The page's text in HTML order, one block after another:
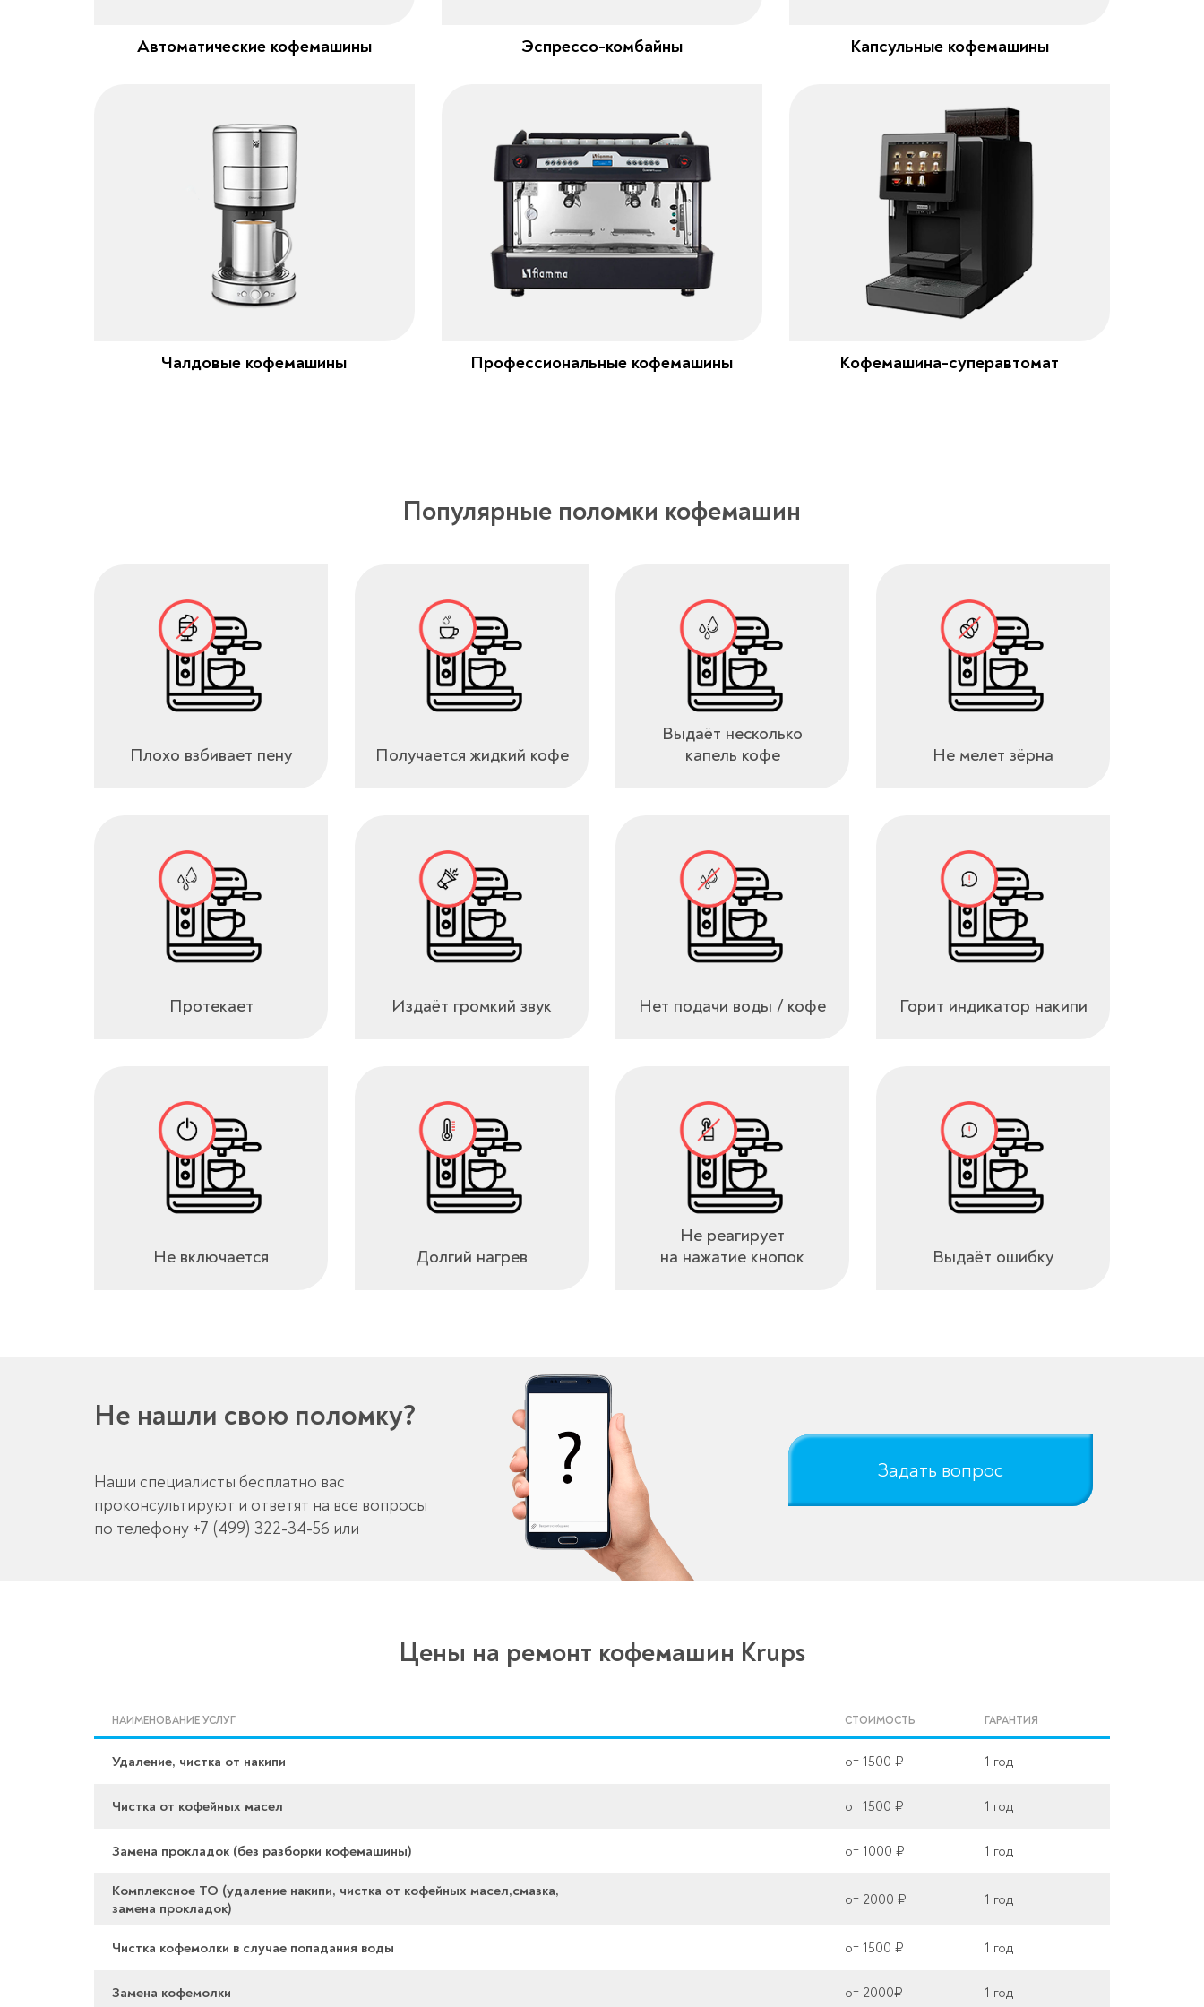
Автоматические кофемашины Эспрессо-комбайны Капсульные кофемашины
Чалдовые кофемашины Профессиональные кофемашины Кофемашина-суперавтомат
Популярные поломки кофемашин
Плохо взбивает пену Получается жидкий кофе
Выдаёт несколько
капель кофе
Не мелет зёрна
Протекает Издаёт громкий звук Нет подачи воды / кофе Горит индикатор накипи
Не включается Долгий нагрев
Не реагирует
на нажатие кнопок
Выдаёт ошибку
Не нашли свою поломку?
Наши специалисты бесплатно вас
проконсультируют и ответят на все вопросы
по телефону +7 (499) 322-34-56 или
Задать вопрос
Цены на ремонт кофемашин Krups
НАИМЕНОВАНИЕ УСЛУГ СТОИМОСТЬ ГАРАНТИЯ
Удаление, чистка от накипи от 1500 ₽ 1 год
Чистка от кофейных масел от 1500 ₽ 1 год
Замена прокладок (без разборки кофемашины) от 1000 ₽ 1 год
Комплексное ТО (удаление накипи, чистка от кофейных масел,смазка,
замена прокладок)
от 2000 ₽ 1 год
Чистка кофемолки в случае попадания воды от 1500 ₽ 1 год
Замена кофемолки от 2000₽ 1 год